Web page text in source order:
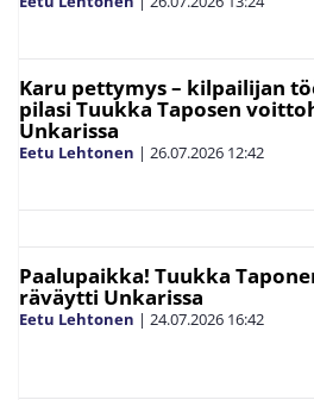
Karu pettymys – kilpailijan
pilasi Tuukka Taposen
Unkarissa
Eetu Lehtonen | 26.07.2026 12:42
Paalupaikka! Tuukka
räväytti Unkarissa
Eetu Lehtonen | 24.07.2026 16:42